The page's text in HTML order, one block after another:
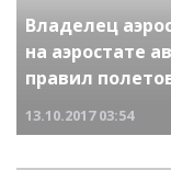
Владелец
на аэростате
правил
13.10.2017 03:54